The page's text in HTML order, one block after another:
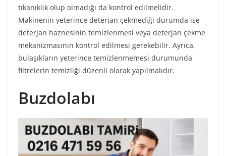
tıkanıklık olup olmadığı da kontrol edilmelidir.
Makinenin yeterince deterjan çekmediği durumda ise
deterjan haznesinin temizlenmesi veya deterjan çekme
mekanizmasının kontrol edilmesi gerekebilir. Ayrıca,
bulaşıkların yeterince temizlenmemesi durumunda
filtrelerin temizliği düzenli olarak yapılmalıdır.
Buzdolabı